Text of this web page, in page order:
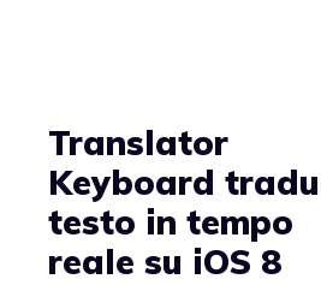
Translator
Keyboard
testo in tempo
reale su iOS 8